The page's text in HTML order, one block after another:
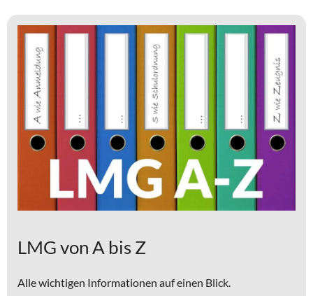
LMG von A bis Z
Alle wichtigen Informationen auf einen Blick.